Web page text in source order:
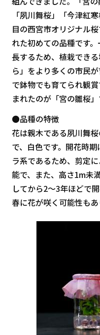
「夙川舞桜」「今津紅
目の西宮市オリジナル
れた初めての品種です
長するため、植栽でき
ら」をより多くの市民
で鉢物でも育てられ観
まれたのが「宮の雛桜」
●品種の特徴
花は親木である夙川舞
で、白色です。開花時
ラ系であるため、剪定
能で、また、高さ1m未
してから2～3年ほどで
春に花が咲く可能性もあ